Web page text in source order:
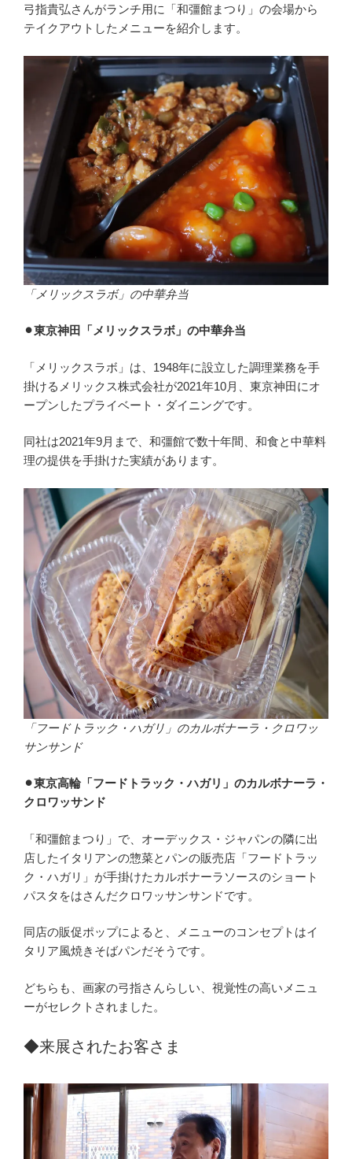
弓指貴弘さんがランチ用に「和彊館まつり」の会場から
テイクアウトしたメニューを紹介します。
「メリックスラボ」の中華弁当
⚫︎東京神田「メリックスラボ」の中華弁当
「メリックスラボ」は、1948年に設立した調理業務を手
掛けるメリックス株式会社が2021年10月、東京神田にオ
ープンしたプライベート・ダイニングです。
同社は2021年9月まで、和彊館で数十年間、和食と中華料
理の提供を手掛けた実績があります。
「フードトラック・ハガリ」のカルボナーラ・クロワッ
サンサンド
⚫︎東京高輪「フードトラック・ハガリ」のカルボナーラ・
クロワッサンド
「和彊館まつり」で、オーデックス・ジャパンの隣に出
店したイタリアンの惣菜とパンの販売店「フードトラッ
ク・ハガリ」が手掛けたカルボナーラソースのショート
パスタをはさんだクロワッサンサンドです。
同店の販促ポップによると、メニューのコンセプトはイ
タリア風焼きそばパンだそうです。
どちらも、画家の弓指さんらしい、視覚性の高いメニュ
ーがセレクトされました。
◆来展されたお客さま